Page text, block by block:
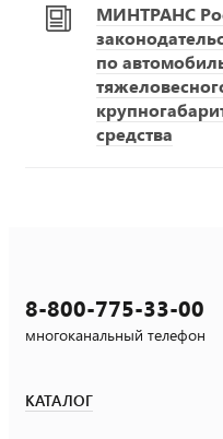
МИНТРАНС
по
средства
8-800-775-33-00
многоканальный телефон
КАТАЛОГ